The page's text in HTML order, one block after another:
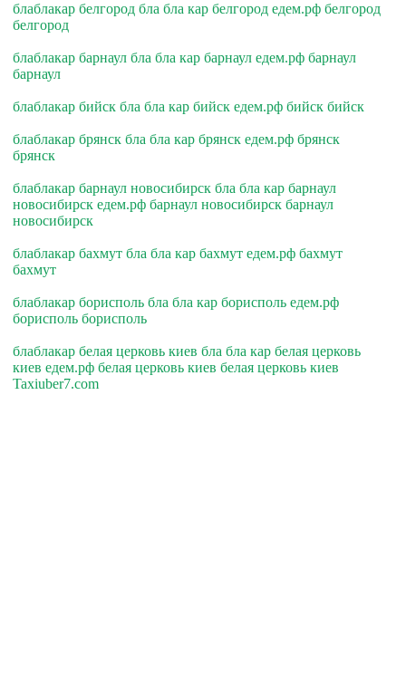
блаблакар белгород бла бла кар белгород едем.рф белгород
белгород
блаблакар барнаул бла бла кар барнаул едем.рф барнаул
барнаул
блаблакар бийск бла бла кар бийск едем.рф бийск бийск
блаблакар брянск бла бла кар брянск едем.рф брянск
брянск
блаблакар барнаул новосибирск бла бла кар барнаул
новосибирск едем.рф барнаул новосибирск барнаул
новосибирск
блаблакар бахмут бла бла кар бахмут едем.рф бахмут
бахмут
блаблакар борисполь бла бла кар борисполь едем.рф
борисполь борисполь
блаблакар белая церковь киев бла бла кар белая церковь
киев едем.рф белая церковь киев белая церковь киев
Taxiuber7.com